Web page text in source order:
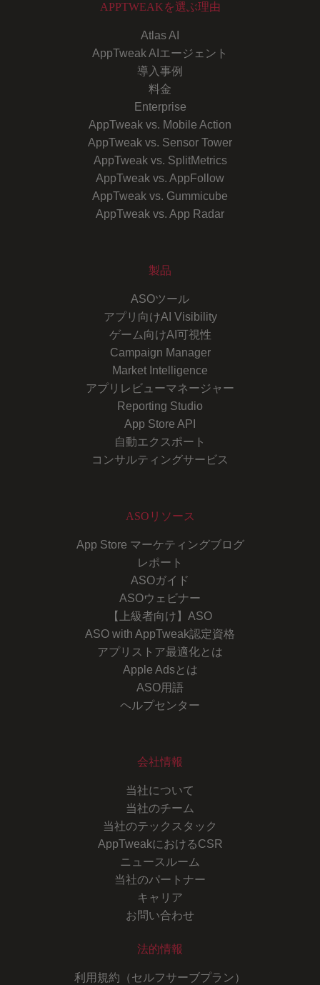
APPTWEAKを選ぶ理由
Atlas AI
AppTweak AIエージェント
導入事例
料金
Enterprise
AppTweak vs. Mobile Action
AppTweak vs. Sensor Tower
AppTweak vs. SplitMetrics
AppTweak vs. AppFollow
AppTweak vs. Gummicube
AppTweak vs. App Radar
製品
ASOツール
アプリ向けAI Visibility
ゲーム向けAI可視性
Campaign Manager
Market Intelligence
アプリレビューマネージャー
Reporting Studio
App Store API
自動エクスポート
コンサルティングサービス
ASOリソース
App Store マーケティングブログ
レポート
ASOガイド
ASOウェビナー
【上級者向け】ASO
ASO with AppTweak認定資格
アプリストア最適化とは
Apple Adsとは
ASO用語
ヘルプセンター
会社情報
当社について
当社のチーム
当社のテックスタック
AppTweakにおけるCSR
ニュースルーム
当社のパートナー
キャリア
お問い合わせ
法的情報
利用規約（セルフサーブプラン）